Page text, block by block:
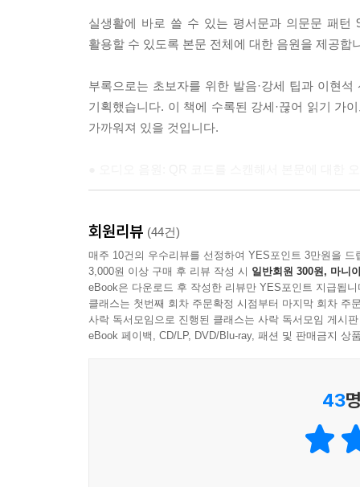
실생활에 바로 쓸 수 있는 평서문과 의문문 패턴
활용할 수 있도록 본문 전체에 대한 음원을 제공합
부록으로는 초보자를 위한 발음·강세 팁과 이현
기획했습니다. 이 책에 수록된 강세·끊어 읽기 가
가까워져 있을 것입니다.
○ 입영작 훈련: 우리말만 보고 주어진 패턴을 활용
○ 패턴 훈련: 패턴이 표시된 영어 문장을 보고 다시
○ 낭독 훈련: 강세와 끊어 읽기 가이드를 따라 영
○ 대화 훈련: 학습한 패턴을 활용한 영어 대화를 소
● Key Expressions: 원어민이 자주 사용하는 주요
회원리뷰 (44건)
매주 10건의 우수리뷰를 선정하여 YES포인트 3만원을 드
3,000원 이상 구매 후 리뷰 작성 시 일반회원 300원, 마니
eBook은 다운로드 후 작성한 리뷰만 YES포인트 지급됩니
클래스는 첫번째 회차 주문확정 시점부터 마지막 회차 주
사락 독서모임으로 진행된 클래스는 사락 독서모임 게시
eBook 페이백, CD/LP, DVD/Blu-ray, 패션 및 판매금지 상
43